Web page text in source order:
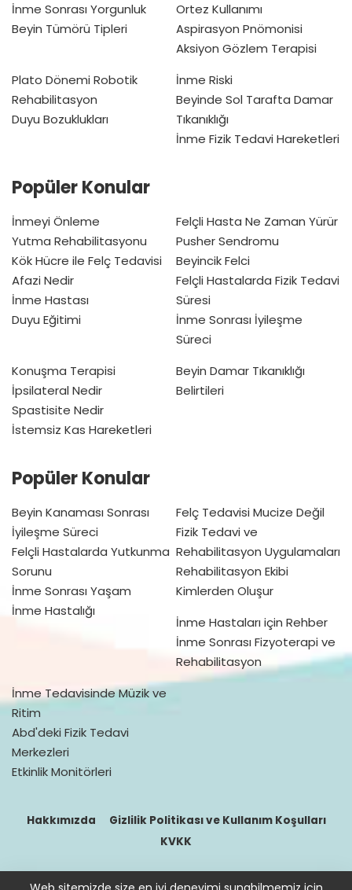
İnme Sonrası Yorgunluk
Beyin Tümörü Tipleri
Ortez Kullanımı
Aspirasyon Pnömonisi
Aksiyon Gözlem Terapisi
Plato Dönemi Robotik
Rehabilitasyon
Duyu Bozuklukları
İnme Riski
Beyinde Sol Tarafta Damar
Tıkanıklığı
İnme Fizik Tedavi Hareketleri
Popüler Konular
İnmeyi Önleme
Yutma Rehabilitasyonu
Kök Hücre ile Felç Tedavisi
Afazi Nedir
İnme Hastası
Duyu Eğitimi
Felçli Hasta Ne Zaman Yürür
Pusher Sendromu
Beyincik Felci
Felçli Hastalarda Fizik Tedavi
Süresi
İnme Sonrası İyileşme
Süreci
Konuşma Terapisi
İpsilateral Nedir
Spastisite Nedir
İstemsiz Kas Hareketleri
Beyin Damar Tıkanıklığı
Belirtileri
Popüler Konular
Beyin Kanaması Sonrası
İyileşme Süreci
Felçli Hastalarda Yutkunma
Sorunu
İnme Sonrası Yaşam
İnme Hastalığı
Felç Tedavisi Mucize Değil
Fizik Tedavi ve
Rehabilitasyon Uygulamaları
Rehabilitasyon Ekibi
Kimlerden Oluşur
İnme Hastaları için Rehber
İnme Sonrası Fizyoterapi ve
Rehabilitasyon
İnme Tedavisinde Müzik ve
Ritim
Abd'deki Fizik Tedavi
Merkezleri
Etkinlik Monitörleri
Hakkımızda
Gizlilik Politikası ve Kullanım Koşulları
KVKK